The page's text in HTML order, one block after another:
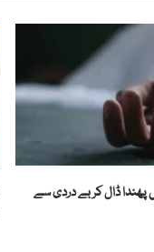
پھندا ڈال کر بے دردی سے